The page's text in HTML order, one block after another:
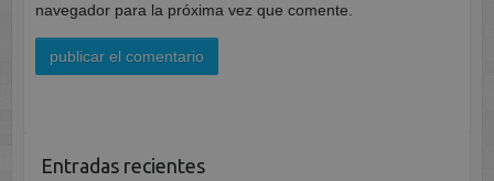
navegador para la próxima vez que comente.
Entradas recientes